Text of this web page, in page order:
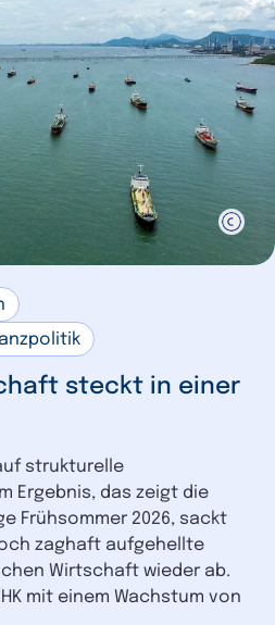
steckt in einer
strukturelle
Ergebnis, das zeigt die
Frühsommer 2026, sackt
zaghaft aufgehellte
Wirtschaft wieder ab.
mit einem Wachstum von